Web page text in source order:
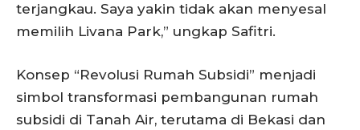
terjangkau. Saya yakin tidak akan menyesal
memilih Livana Park,” ungkap Safitri.
Konsep “Revolusi Rumah Subsidi” menjadi
simbol transformasi pembangunan rumah
subsidi di Tanah Air, terutama di Bekasi dan